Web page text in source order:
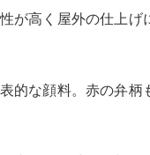
が高く屋外の仕上げ
な顔料。赤の弁柄